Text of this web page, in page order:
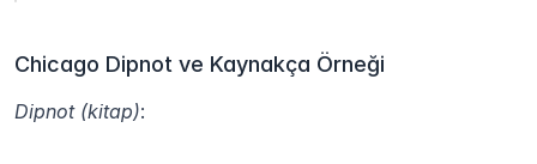
Chicago Dipnot ve Kaynakça Örneği
Dipnot (kitap):